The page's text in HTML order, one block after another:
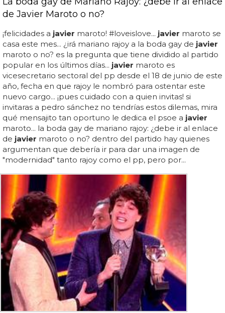
de Javier Maroto o no?
¡felicidades a javier maroto! #loveislove... javier maroto se
casa este mes... ¿irá mariano rajoy a la boda gay de javier
maroto o no? es la pregunta que tiene dividido al partido
popular en los últimos días... javier maroto es
vicesecretario sectoral del pp desde el 18 de junio de este
año, fecha en que rajoy le nombró para ostentar este
nuevo cargo... ¡pues cuidado con a quien invitas! si
invitaras a pedro sánchez no tendrías estos dilemas, mira
qué mensajito tan oportuno le dedica el psoe a javier
maroto... la boda gay de mariano rajoy: ¿debe ir al enlace
de javier maroto o no? dentro del partido hay quienes
argumentan que debería ir para dar una imagen de
"modernidad" tanto rajoy como el pp, pero por...